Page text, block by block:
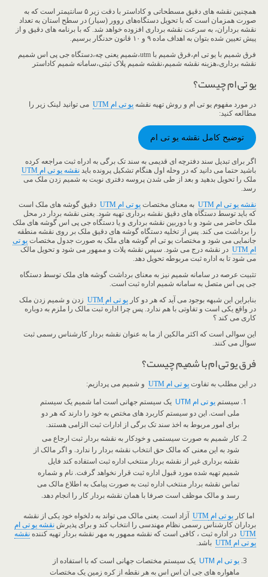
همچنین نقشه های دقیق مسطحاتی و کاداستر با دقت زیر ۵ سانتیمتر است که به
صورت همزمان است که با تحویل دستگاه‌های روور (سیار) در سطح استان به تعداد
نقشه برداران، به سرعت نقشه برداری افزوده خواهد شد. که با برنامه های دقیق و از
پیش تعیین شده بتوان به اهداف ماده ۹ و ۱۰ قانون حدنگار برسیم.
فرق شمیم با یو تی ام،فرق شمیم با utm،شمیم یعنی چه،دستگاه جی پی اس شمیم
نقشه برداری،هزینه نقشه شمیم،نقشه شمیم پلاک ثبتی،سامانه شمیم کاداستر
یو تی ام چیست؟
در مورد مفهوم یو تی ام و روش تهیه نقشه یو تی ام UTM
می توانید لینک زیر را
مطالعه کنید:
توضیح کامل نقشه یو تی ام
اگر برای تبدیل سند دفترچه ای قدیمی به سند تک برگی به ادراه ثبت مراجعه کرده
باشید حتما می دانید که در وحله اول هنگام تشکیل پرونده باید نقشه یو تی ام UTM
ملک را تحویل بدهید و بعد از طی شدن پروسه دفتری نوبت به شمیم زدن ملک می
رسد.
نقشه یو تی ام UTM
به معنای مختصات یو تی ام UTM دقیق گوشه های ملک است
که باید توسط دستگاه های دقیق نقشه برداری تهیه شود. یعنی نقشه بردار در محل
ملک حاضر می شود و با دوربین نقشه برداری و یا دستگاه جی پی اس گوشه های ملک
را برداشت می کند. پس از تخلیه دستگاه گوشه های دقیق ملک بر روی نقشه منطقه
جانمایی می شود و مختصات یو تی ام گوشه های ملک به صورت جدول مختصات یو تی
ام UTM در نقشه درج می شود. سپس نقشه پلات و ممهور می شود و تحویل مالک
می شود تا به اداره ثبت مربوطه تحویل دهد.
تثبیت عرصه در سامانه شمیم نیز به معنای برداشت گوشه های ملک توسط دستگاه
جی پی اس متصل به سامانه شمیم اداره ثبت است.
بنابراین این شبهه بوجود می آید که هر دو کار یو تی ام UTM زدن و شمیم زدن ملک
در واقع یکی است و تفاوتی با هم ندارد. پس چرا اداره ثبت مالک را ملزم به دوباره
کاری می کند ؟
این سوالی است که اکثر مالکین از ما به عنوان نقشه بردار کارشناس رسمی ثبت
سوال می کنند.
فرق یو تی ام با شمیم چیست؟
در این مطلب به تفاوت یو تی ام UTM و شمیم می پردازیم:
سیستمیو تی ام UTM یک سیستم جهانی است اما شمیم یک سیستم
ملی است. این دو سیستم کاربرد های مختص به خود را دارند که هر دو
برای امور مربوط به اخذ سند تک برگی از ادارات ثبت الزامی هستند.
کار شمیم به صورت سیستمی و خودکار به نقشه بردار ثبت ارجاع می
شود به این معنی که مالک حق انتخاب نقشه بردار را ندارد. و اگر مالک از
نقشه برداری غیر از نقشه بردار منتخب اداره ثبت استفاده کند فایل
شمیم تهیه شده مورد قبول اداره ثبت قرار نخواهد گرفت. نام و شماره
تماس نقشه بردار منتخب اداره ثبت به صورت پیامک به اطلاع مالک می
رسد و مالک موظف است صرفا با همان نقشه بردار کار را انجام دهد.
اما کار یو تی ام UTM آزاد است. یعنی مالک می تواند به دلخواه خود یکی از نقشه
برداران کارشناس رسمی نظام مهندسی را انتخاب کند و برای پذیرش نقشه یو تی ام
UTM در اداره ثبت ، کافی است که نقشه ممهور به مهر نقشه بردار تهیه کننده نقشه
یو تی ام UTM باشد.
یو تی ام UTM
یک سیستم مختصات جهانی است که با استفاده از
ماهواره های جی ان اس اس به هر نقطه از کره زمین یک مختصات